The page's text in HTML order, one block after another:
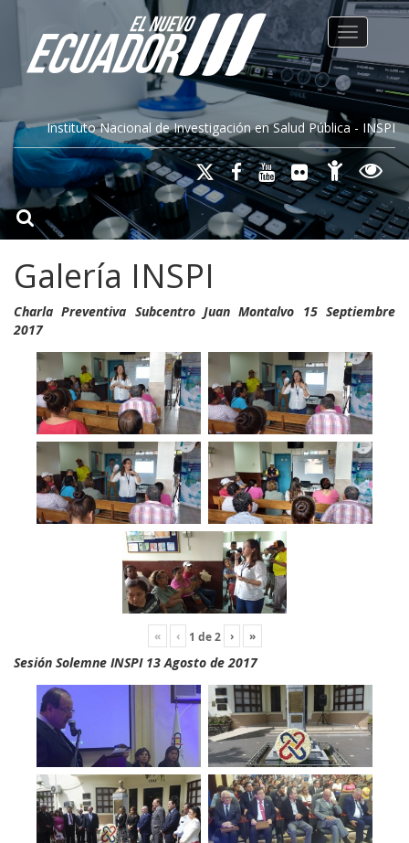
Instituto Nacional de Investigación en Salud Pública - INSPI
Toggle
Galería INSPI
Charla Preventiva Subcentro Juan Montalvo 15 Septiembre
2017
« ‹ 1 de2 › »
Sesión Solemne INSPI 13 Agosto de 2017